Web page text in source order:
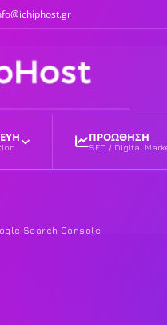
ΠΡΟΩΘΗΣΗ
SEO / Digital
Search Console